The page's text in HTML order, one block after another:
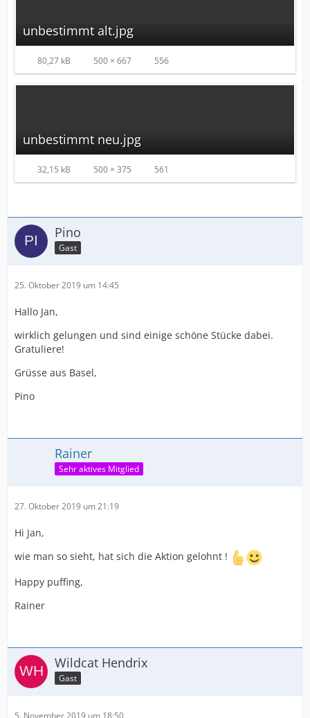
unbestimmt alt.jpg
80,27 kB 500 × 667 556
unbestimmt neu.jpg
32,15 kB 500 × 375 561
Pino
Gast
25. Oktober 2019 um 14:45
Hallo Jan,
wirklich gelungen und sind einige schöne Stücke dabei.
Gratuliere!
Grüsse aus Basel,
Pino
Rainer
Sehr aktives Mitglied
27. Oktober 2019 um 21:19
Hi Jan,
wie man so sieht, hat sich die Aktion gelohnt !
Happy puffing,
Rainer
Wildcat Hendrix
Gast
5. November 2019 um 18:50